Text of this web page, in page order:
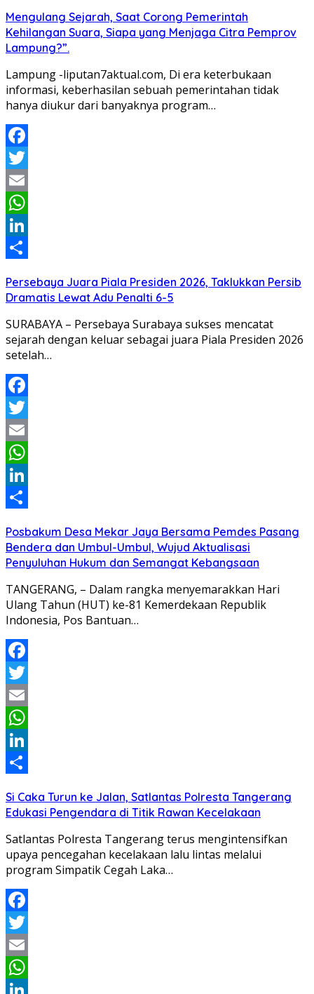
Mengulang Sejarah, Saat Corong Pemerintah
Kehilangan Suara, Siapa yang Menjaga Citra Pemprov
Lampung?”.
Lampung -liputan7aktual.com, Di era keterbukaan
informasi, keberhasilan sebuah pemerintahan tidak
hanya diukur dari banyaknya program…
Facebook
Twitter
Email
WhatsApp
LinkedIn
Persebaya Juara Piala Presiden 2026, Taklukkan Persib
Dramatis Lewat Adu Penalti 6-5
SURABAYA – Persebaya Surabaya sukses mencatat
sejarah dengan keluar sebagai juara Piala Presiden 2026
setelah…
Facebook
Twitter
Email
WhatsApp
LinkedIn
Posbakum Desa Mekar Jaya Bersama Pemdes Pasang
Bendera dan Umbul-Umbul, Wujud Aktualisasi
Penyuluhan Hukum dan Semangat Kebangsaan
TANGERANG, – Dalam rangka menyemarakkan Hari
Ulang Tahun (HUT) ke-81 Kemerdekaan Republik
Indonesia, Pos Bantuan…
Facebook
Twitter
Email
WhatsApp
LinkedIn
Si Caka Turun ke Jalan, Satlantas Polresta Tangerang
Edukasi Pengendara di Titik Rawan Kecelakaan
Satlantas Polresta Tangerang terus mengintensifkan
upaya pencegahan kecelakaan lalu lintas melalui
program Simpatik Cegah Laka…
Facebook
Twitter
Email
WhatsApp